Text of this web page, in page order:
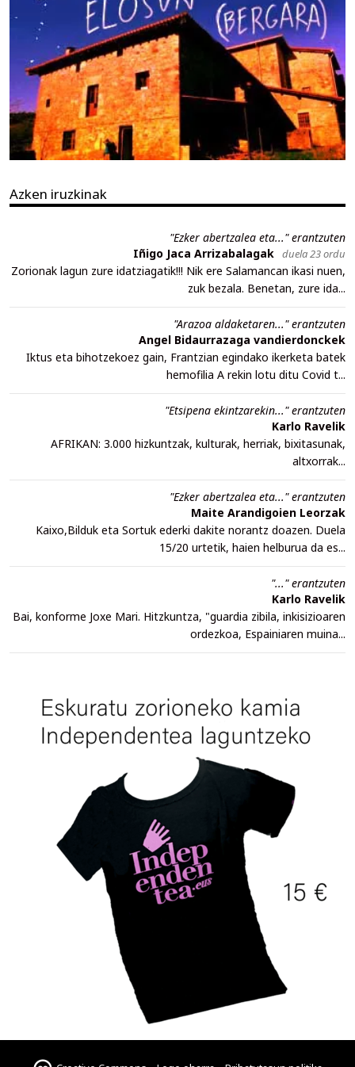
Azken iruzkinak
"Ezker abertzalea eta..." erantzuten
Iñigo Jaca Arrizabalagak duela 23 ordu
Zorionak lagun zure idatziagatik!!! Nik ere Salamancan ikasi nuen,
zuk bezala. Benetan, zure ida...
"Arazoa aldaketaren..." erantzuten
Angel Bidaurrazaga vandierdonckek
Iktus eta bihotzekoez gain, Frantzian egindako ikerketa batek
hemofilia A rekin lotu ditu Covid t...
"Etsipena ekintzarekin..." erantzuten
Karlo Ravelik
AFRIKAN: 3.000 hizkuntzak, kulturak, herriak, bixitasunak,
altxorrak...
"Ezker abertzalea eta..." erantzuten
Maite Arandigoien Leorzak
Kaixo,Bilduk eta Sortuk ederki dakite norantz doazen. Duela
15/20 urtetik, haien helburua da es...
"..." erantzuten
Karlo Ravelik
Bai, konforme Joxe Mari. Hitzkuntza, "guardia zibila, inkisizioaren
ordezkoa, Espainiaren muina...